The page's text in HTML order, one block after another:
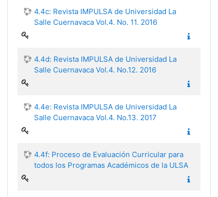
4.4c: Revista IMPULSA de Universidad La
Salle Cuernavaca Vol.4. No. 11. 2016
4.4d: Revista IMPULSA de Universidad La
Salle Cuernavaca Vol.4. No.12. 2016
4.4e: Revista IMPULSA de Universidad La
Salle Cuernavaca Vol.4. No.13. 2017
4.4f: Proceso de Evaluación Curricular para
todos los Programas Académicos de la ULSA